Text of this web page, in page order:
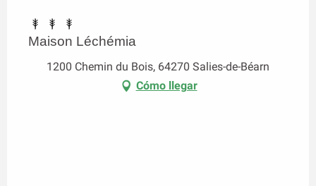
Maison Léchémia
1200 Chemin du Bois, 64270 Salies-de-Béarn
Cómo llegar